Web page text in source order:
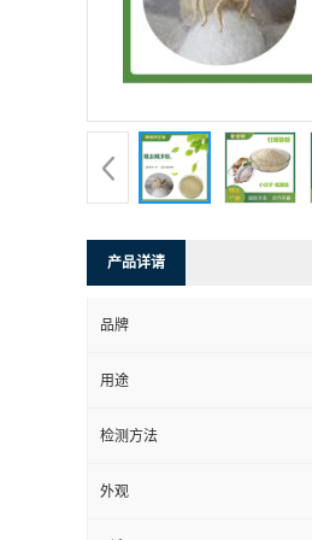
产品详请
品牌
用途
检测方法
外观